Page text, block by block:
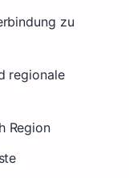
zu
regionale
Region